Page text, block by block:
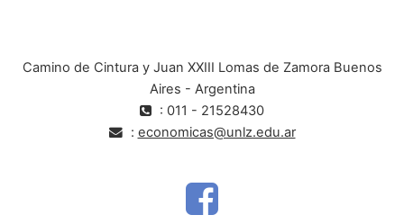
Camino de Cintura y Juan XXIII Lomas de Zamora Buenos
Aires - Argentina
: 011 - 21528430
: economicas@unlz.edu.ar